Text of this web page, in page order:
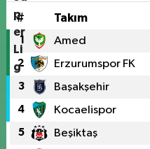
# Takım
1 Amed
2 Erzurumspor FK
3 Başakşehir
4 Kocaelispor
5 Beşiktaş